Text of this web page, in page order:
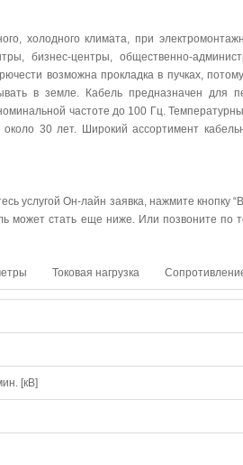
холодного климата, при
бизнес-центры, общественно-
возможна прокладка в пучках,
в земле. Кабель предназначен для
частоте до 100 Гц.
30 лет. Широкий ассортимент
услугой Он-лайн заявка, нажмите кнопку
может стать еще ниже. Или позвоните
Токовая нагрузка
[кВ]